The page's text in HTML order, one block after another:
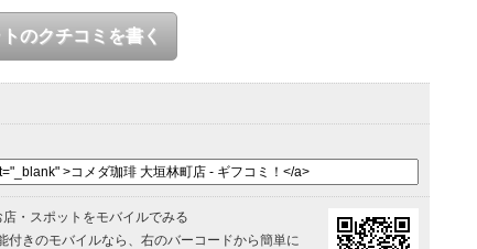
のクチコミを書く
店・スポットをモバイルでみる
付きのモバイルなら、右のバーコードから簡単に